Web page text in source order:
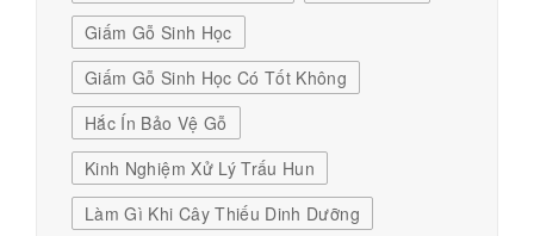
Giấm Gỗ Sinh Học
Giấm Gỗ Sinh Học Có Tốt Không
Hắc Ín Bảo Vệ Gỗ
Kinh Nghiệm Xử Lý Trấu Hun
Làm Gì Khi Cây Thiếu Dinh Dưỡng